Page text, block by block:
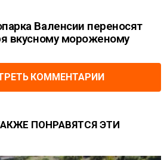
Валенсии переносят
вкусному мороженому
КОММЕНТАРИИ
ПОНРАВЯТСЯ ЭТИ